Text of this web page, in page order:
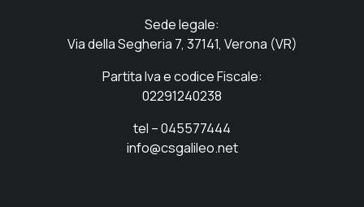
Sede legale:
Via della Segheria 7, 37141, Verona (VR)
Partita Iva e codice Fiscale:
02291240238
tel – 045577444
info@csgalileo.net